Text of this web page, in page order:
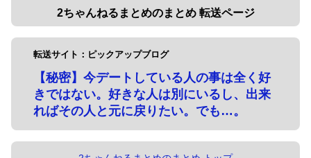
2ちゃんねるまとめのまとめ 転送ページ
転送サイト：ピックアップブログ
【秘密】今デートしている人の事は全く好
きではない。好きな人は別にいるし、出来
ればその人と元に戻りたい。でも…。